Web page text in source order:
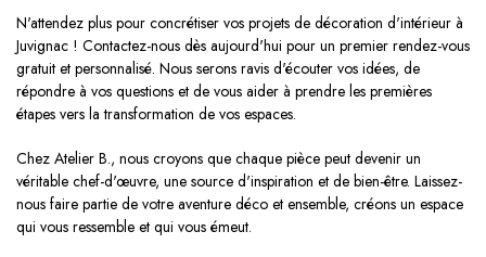
N'attendez plus pour concrétiser vos projets de décoration d'intérieur à
Juvignac ! Contactez-nous dès aujourd'hui pour un premier rendez-vous
gratuit et personnalisé. Nous serons ravis d'écouter vos idées, de
répondre à vos questions et de vous aider à prendre les premières
étapes vers la transformation de vos espaces.
Chez Atelier B., nous croyons que chaque pièce peut devenir un
véritable chef-d'œuvre, une source d'inspiration et de bien-être. Laissez-
nous faire partie de votre aventure déco et ensemble, créons un espace
qui vous ressemble et qui vous émeut.